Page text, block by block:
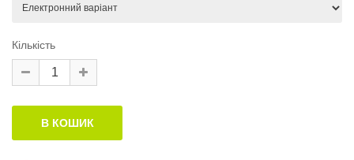
Кількість